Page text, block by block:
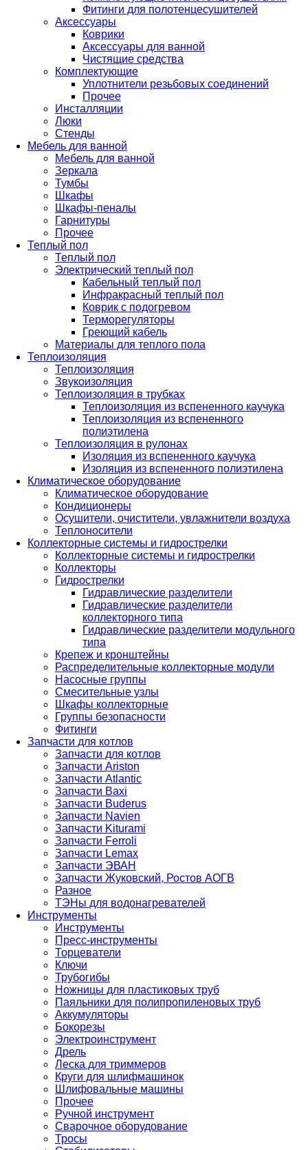
Фитинги для полотенцесушителей
Аксессуары
Коврики
Аксессуары для ванной
Чистящие средства
Комплектующие
Уплотнители резьбовых соединений
Прочее
Инсталляции
Люки
Стенды
Мебель для ванной
Мебель для ванной
Зеркала
Тумбы
Шкафы
Шкафы-пеналы
Гарнитуры
Прочее
Теплый пол
Теплый пол
Электрический теплый пол
Кабельный теплый пол
Инфракрасный теплый пол
Коврик с подогревом
Терморегуляторы
Греющий кабель
Материалы для теплого пола
Теплоизоляция
Теплоизоляция
Звукоизоляция
Теплоизоляция в трубках
Теплоизоляция из вспененного каучука
Теплоизоляция из вспененного
полиэтилена
Теплоизоляция в рулонах
Изоляция из вспененного каучука
Изоляция из вспененного полиэтилена
Климатическое оборудование
Климатическое оборудование
Кондиционеры
Осушители, очистители, увлажнители воздуха
Теплоносители
Коллекторные системы и гидрострелки
Коллекторные системы и гидрострелки
Коллекторы
Гидрострелки
Гидравлические разделители
Гидравлические разделители
коллекторного типа
Гидравлические разделители модульного
типа
Крепеж и кронштейны
Распределительные коллекторные модули
Насосные группы
Смесительные узлы
Шкафы коллекторные
Группы безопасности
Фитинги
Запчасти для котлов
Запчасти для котлов
Запчасти Ariston
Запчасти Atlantic
Запчасти Baxi
Запчасти Buderus
Запчасти Navien
Запчасти Kiturami
Запчасти Ferroli
Запчасти Lemax
Запчасти ЭВАН
Запчасти Жуковский, Ростов АОГВ
Разное
ТЭНы для водонагревателей
Инструменты
Инструменты
Пресс-инструменты
Торцеватели
Ключи
Трубогибы
Ножницы для пластиковых труб
Паяльники для полипропиленовых труб
Аккумуляторы
Бокорезы
Электроинструмент
Дрель
Леска для триммеров
Круги для шлифмашинок
Шлифовальные машины
Прочее
Ручной инструмент
Сварочное оборудование
Тросы